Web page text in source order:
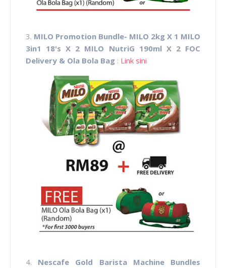
3. MILO Promotion Bundle- MILO 2kg X 1 MILO
3in1 18's X 2 MILO NutriG 190ml X 2 FOC
Delivery & Ola Bola Bag : Link sini
4. Nescafe Gold Barista Machine Bundles